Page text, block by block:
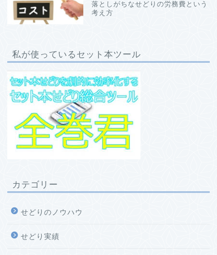
落としがちなせどりの労務費という
考え方
私が使っているセット本ツール
カテゴリー
せどりのノウハウ
せどり実績